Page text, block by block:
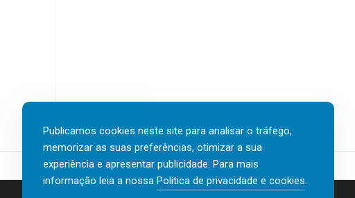
Publicamos cookies neste site para analisar o tráfego,
memorizar as suas preferências, otimizar a sua
experiência e apresentar publicidade. Para mais
informação leia a nossa Política de privacidade e cookies.